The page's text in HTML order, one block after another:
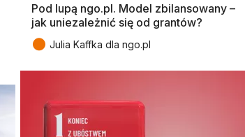
Pod lupą ngo.pl. Model zbilansowany –
jak uniezależnić się od grantów?
● Julia Kaffka dla ngo.pl